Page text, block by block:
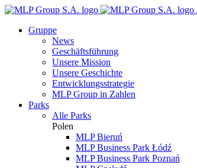
Gruppe
News
Geschäftsführung
Unsere Mission
Unsere Geschichte
Entwicklungsstrategie
MLP Group in Zahlen
Parks
Alle Parks
Polen
MLP Bieruń
MLP Business Park Łódź
MLP Business Park Poznań